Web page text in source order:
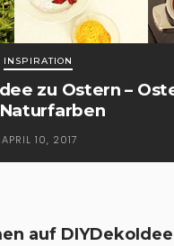
INSPIRATION
zu Ostern –
APRIL 10, 2017
auf